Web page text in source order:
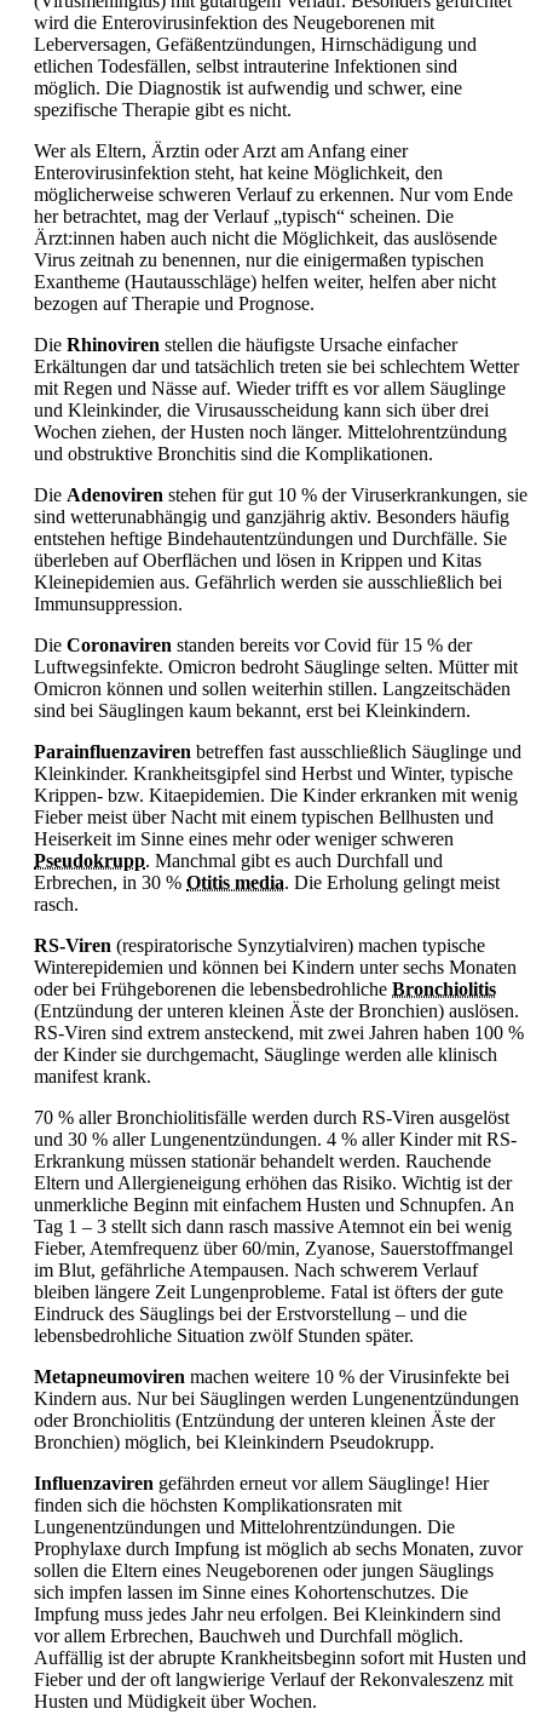
wird die Enterovirusinfektion des Neugeborenen mit
Leberversagen, Gefäßentzündungen, Hirnschädigung und
etlichen Todesfällen, selbst intrauterine Infektionen sind
möglich. Die Diagnostik ist aufwendig und schwer, eine
spezifische Therapie gibt es nicht.
Wer als Eltern, Ärztin oder Arzt am Anfang einer
Enterovirusinfektion steht, hat keine Möglichkeit, den
möglicherweise schweren Verlauf zu erkennen. Nur vom Ende
her betrachtet, mag der Verlauf „typisch“ scheinen. Die
Ärzt:innen haben auch nicht die Möglichkeit, das auslösende
Virus zeitnah zu benennen, nur die einigermaßen typischen
Exantheme (Hautausschläge) helfen weiter, helfen aber nicht
bezogen auf Therapie und Prognose.
Die Rhinoviren stellen die häufigste Ursache einfacher
Erkältungen dar und tatsächlich treten sie bei schlechtem Wetter
mit Regen und Nässe auf. Wieder trifft es vor allem Säuglinge
und Kleinkinder, die Virusausscheidung kann sich über drei
Wochen ziehen, der Husten noch länger. Mittelohrentzündung
und obstruktive Bronchitis sind die Komplikationen.
Die Adenoviren stehen für gut 10 % der Viruserkrankungen, sie
sind wetterunabhängig und ganzjährig aktiv. Besonders häufig
entstehen heftige Bindehautentzündungen und Durchfälle. Sie
überleben auf Oberflächen und lösen in Krippen und Kitas
Kleinepidemien aus. Gefährlich werden sie ausschließlich bei
Immunsuppression.
Die Coronaviren standen bereits vor Covid für 15 % der
Luftwegsinfekte. Omicron bedroht Säuglinge selten. Mütter mit
Omicron können und sollen weiterhin stillen. Langzeitschäden
sind bei Säuglingen kaum bekannt, erst bei Kleinkindern.
Parainfluenzaviren betreffen fast ausschließlich Säuglinge und
Kleinkinder. Krankheitsgipfel sind Herbst und Winter, typische
Krippen- bzw. Kitaepidemien. Die Kinder erkranken mit wenig
Fieber meist über Nacht mit einem typischen Bellhusten und
Heiserkeit im Sinne eines mehr oder weniger schweren
Pseudokrupp. Manchmal gibt es auch Durchfall und
Erbrechen, in 30 % Otitis media. Die Erholung gelingt meist
rasch.
RS-Viren (respiratorische Synzytialviren) machen typische
Winterepidemien und können bei Kindern unter sechs Monaten
oder bei Frühgeborenen die lebensbedrohliche Bronchiolitis
(Entzündung der unteren kleinen Äste der Bronchien) auslösen.
RS-Viren sind extrem ansteckend, mit zwei Jahren haben 100 %
der Kinder sie durchgemacht, Säuglinge werden alle klinisch
manifest krank.
70 % aller Bronchiolitisfälle werden durch RS-Viren ausgelöst
und 30 % aller Lungenentzündungen. 4 % aller Kinder mit RS-
Erkrankung müssen stationär behandelt werden. Rauchende
Eltern und Allergieneigung erhöhen das Risiko. Wichtig ist der
unmerkliche Beginn mit einfachem Husten und Schnupfen. An
Tag 1 – 3 stellt sich dann rasch massive Atemnot ein bei wenig
Fieber, Atemfrequenz über 60/min, Zyanose, Sauerstoffmangel
im Blut, gefährliche Atempausen. Nach schwerem Verlauf
bleiben längere Zeit Lungenprobleme. Fatal ist öfters der gute
Eindruck des Säuglings bei der Erstvorstellung – und die
lebensbedrohliche Situation zwölf Stunden später.
Metapneumoviren machen weitere 10 % der Virusinfekte bei
Kindern aus. Nur bei Säuglingen werden Lungenentzündungen
oderBronchiolitis (Entzündung der unteren kleinen Äste der
Bronchien) möglich, bei Kleinkindern Pseudokrupp.
Influenzaviren gefährden erneut vor allem Säuglinge! Hier
finden sich die höchsten Komplikationsraten mit
Lungenentzündungen und Mittelohrentzündungen. Die
Prophylaxe durch Impfung ist möglich ab sechs Monaten, zuvor
sollen die Eltern eines Neugeborenen oder jungen Säuglings
sich impfen lassen im Sinne eines Kohortenschutzes. Die
Impfung muss jedes Jahr neu erfolgen. Bei Kleinkindern sind
vor allem Erbrechen, Bauchweh und Durchfall möglich.
Auffällig ist der abrupte Krankheitsbeginn sofort mit Husten und
Fieber und der oft langwierige Verlauf der Rekonvaleszenz mit
Husten und Müdigkeit über Wochen.